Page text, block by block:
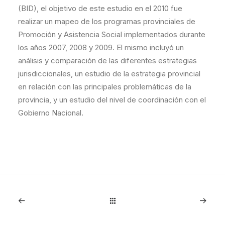
(BID), el objetivo de este estudio en el 2010 fue
realizar un mapeo de los programas provinciales de
Promoción y Asistencia Social implementados durante
los años 2007, 2008 y 2009. El mismo incluyó un
análisis y comparación de las diferentes estrategias
jurisdiccionales, un estudio de la estrategia provincial
en relación con las principales problemáticas de la
provincia, y un estudio del nivel de coordinación con el
Gobierno Nacional.